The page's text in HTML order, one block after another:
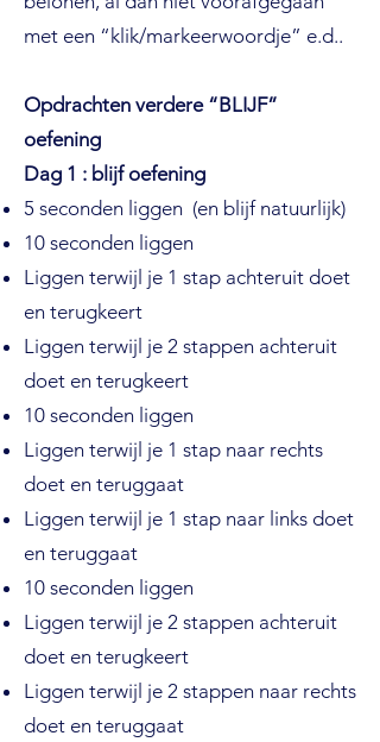
met een “klik/markeerwoordje” e.d..
Opdrachten verdere “BLIJF”
oefening
Dag 1 : blijf oefening
5 seconden liggen (en blijf natuurlijk)
10 seconden liggen
Liggen terwijl je 1 stap achteruit doet
en terugkeert
Liggen terwijl je 2 stappen achteruit
doet en terugkeert
10 seconden liggen
Liggen terwijl je 1 stap naar rechts
doet en teruggaat
Liggen terwijl je 1 stap naar links doet
en teruggaat
10 seconden liggen
Liggen terwijl je 2 stappen achteruit
doet en terugkeert
Liggen terwijl je 2 stappen naar rechts
doet en teruggaat